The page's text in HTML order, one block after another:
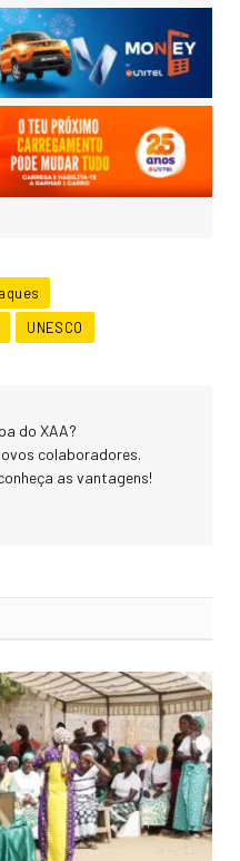
UNESCO
do XAA?
colaboradores.
as vantagens!